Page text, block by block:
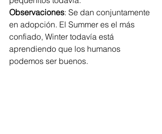
Observaciones: Se dan conjuntamente
en adopción. El Summer es el más
confiado, Winter todavía está
aprendiendo que los humanos
podemos ser buenos.